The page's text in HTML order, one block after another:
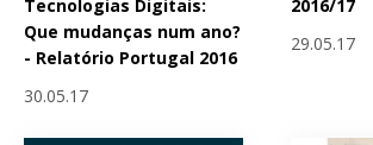
Tecnologias Digitais:
Que mudanças num ano?
- Relatório Portugal 2016
30.05.17
2016/17
29.05.17